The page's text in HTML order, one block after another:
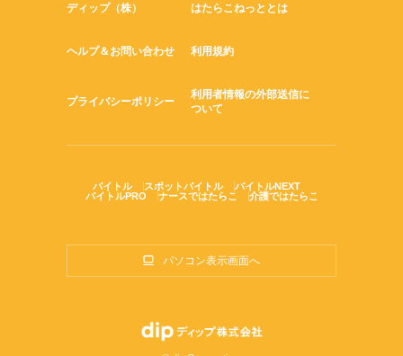
ディップ（株） はたらこねっととは
ヘルプ＆お問い合わせ 利用規約
プライバシーポリシー
利用者情報の外部送信に
ついて
バイトル スポットバイトル
バイトルNEXT
バイトルPRO
ナースではたらこ 介護ではたらこ
パソコン表示画面へ